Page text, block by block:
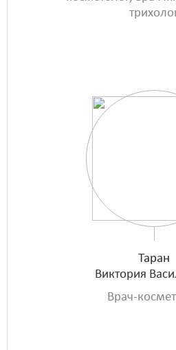
Таран
Виктория
Врач-